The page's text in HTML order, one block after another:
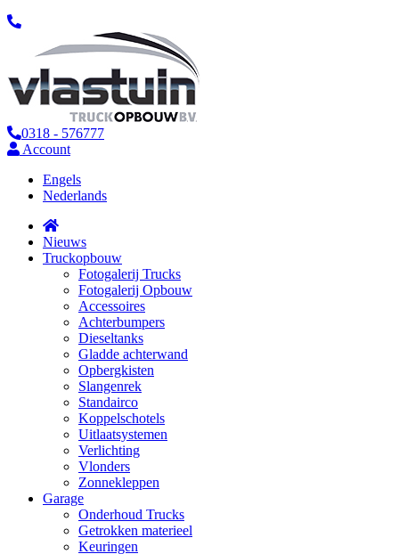
0318 - 576777
Account
Engels
Nederlands
Nieuws
Truckopbouw
Fotogalerij Trucks
Fotogalerij Opbouw
Accessoires
Achterbumpers
Dieseltanks
Gladde achterwand
Opbergkisten
Slangenrek
Standairco
Koppelschotels
Uitlaatsystemen
Verlichting
Vlonders
Zonnekleppen
Garage
Onderhoud Trucks
Getrokken materieel
Keuringen